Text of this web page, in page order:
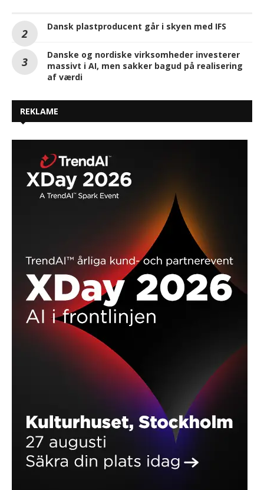
Dansk plastproducent går i skyen med IFS
Danske og nordiske virksomheder investerer
massivt i AI, men sakker bagud på realisering
af værdi
REKLAME